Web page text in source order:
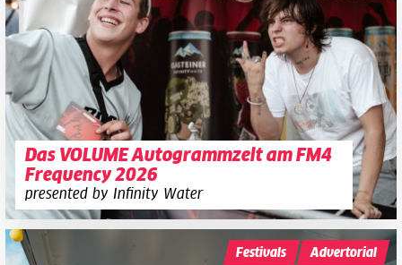
Das VOLUME Autogrammzelt am FM4
Frequency 2026
presented by Infinity Water
Festivals Advertorial